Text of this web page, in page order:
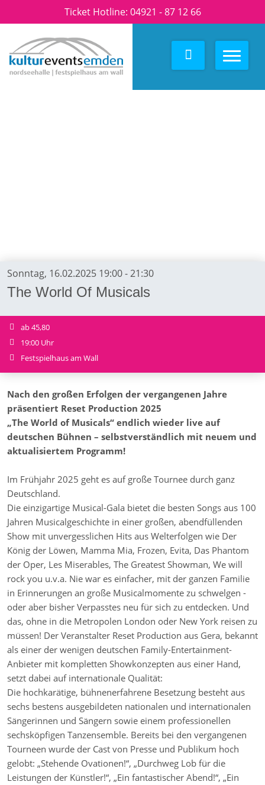
Ticket Hotline: 04921 - 87 12 66
Sonntag, 16.02.2025 19:00 - 21:30
The World Of Musicals
ab 45,80
19:00 Uhr
Festspielhaus am Wall
Nach den großen Erfolgen der vergangenen Jahre
präsentiert Reset Production 2025
„The World of Musicals“ endlich wieder live auf
deutschen Bühnen – selbstverständlich mit neuem und
aktualisiertem Programm!
Im Frühjahr 2025 geht es auf große Tournee durch ganz
Deutschland.
Die einzigartige Musical-Gala bietet die besten Songs aus 100
Jahren Musicalgeschichte in einer großen, abendfüllenden
Show mit unvergesslichen Hits aus Welterfolgen wie Der
König der Löwen, Mamma Mia, Frozen, Evita, Das Phantom
der Oper, Les Miserables, The Greatest Showman, We will
rock you u.v.a. Nie war es einfacher, mit der ganzen Familie
in Erinnerungen an große Musicalmomente zu schwelgen -
oder aber bisher Verpasstes neu für sich zu entdecken. Und
das, ohne in die Metropolen London oder New York reisen zu
müssen! Der Veranstalter Reset Production aus Gera, bekannt
als einer der wenigen deutschen Family-Entertainment-
Anbieter mit kompletten Showkonzepten aus einer Hand,
setzt dabei auf internationale Qualität:
Die hochkarätige, bühnenerfahrene Besetzung besteht aus
sechs bestens ausgebildeten nationalen und internationalen
Sängerinnen und Sängern sowie einem professionellen
sechsköpfigen Tanzensemble. Bereits bei den vergangenen
Tourneen wurde der Cast von Presse und Publikum hoch
gelobt: „Stehende Ovationen!“, „Durchweg Lob für die
Leistungen der Künstler!“, „Ein fantastischer Abend!“, „Ein